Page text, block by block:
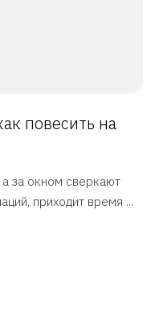
повесить на
за окном сверкают
приходит время ...